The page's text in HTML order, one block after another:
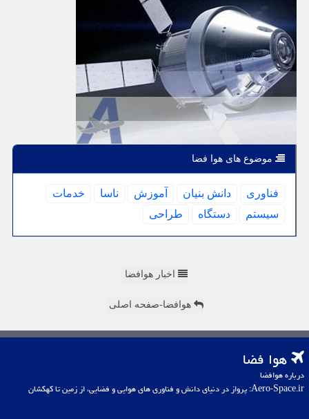
موضوع های هوا فضا
فناوری دانش بنیان آموزش ناسا
خدمات
سیستم
دستگاه طراحی
اخبار هوافضا
هوافضا-صفحه اصلی
هوا فضا
درباره هوافضا
Aero-Space.ir: پرواز در دنیای دانش و فناوری های هوایی و فضایی، از زمین تا کهکشان